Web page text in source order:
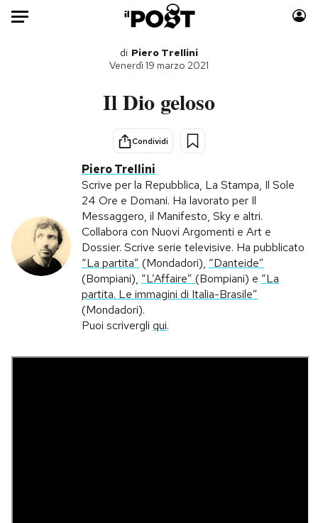
Auto
Tecnologia
Scienza
Cultura
Economia
Libri
Storie/Idee
Ok Boomer!
Media
Europa
Altrecose
Mondiali calcio 2026
di Piero Trellini
Venerdì 19 marzo 2021
Il Dio geloso
Condividi
Piero Trellini
Scrive per la Repubblica, La Stampa, Il Sole
24 Ore e Domani. Ha lavorato per Il
Messaggero, il Manifesto, Sky e altri.
Collabora con Nuovi Argomenti e Art e
Dossier. Scrive serie televisive. Ha pubblicato
“La partita” (Mondadori), “Danteide”
(Bompiani), “L’Affaire” (Bompiani) e “La
partita. Le immagini di Italia-Brasile”
(Mondadori).
Puoi scrivergli qui.